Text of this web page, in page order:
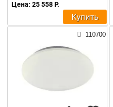
Цена: 25 558 Р.
Купить
110700